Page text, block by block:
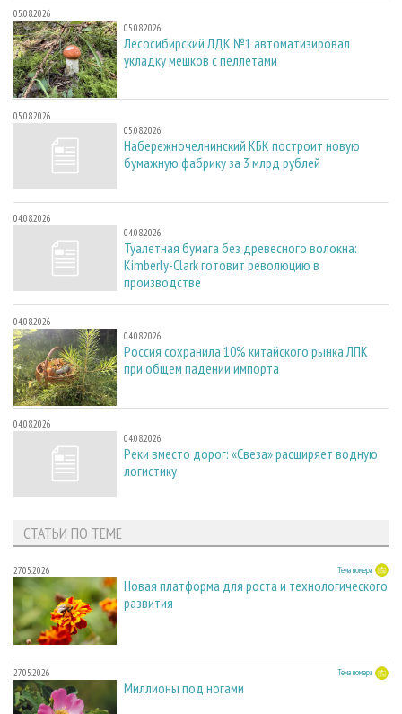
05.08.2026
05.08.2026
Лесосибирский ЛДК №1 автоматизировал
укладку мешков с пеллетами
05.08.2026
05.08.2026
Набережночелнинский КБК построит новую
бумажную фабрику за 3 млрд рублей
04.08.2026
04.08.2026
Туалетная бумага без древесного волокна:
Kimberly-Clark готовит революцию в
производстве
04.08.2026
04.08.2026
Россия сохранила 10% китайского рынка ЛПК
при общем падении импорта
04.08.2026
04.08.2026
Реки вместо дорог: «Свеза» расширяет водную
логистику
СТАТЬИ ПО ТЕМЕ
27.05.2026 Тема номера
Новая платформа для роста и технологического
развития
27.05.2026 Тема номера
Миллионы под ногами